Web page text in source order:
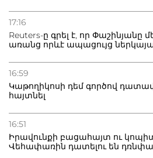
17:16
Reuters-ը գրել է, որ Փաշինյանը
առանց որևէ ապացույց
16:59
Կաթողիկոսի դեմ գործով
հայտնել
16:51
Իրավունքի բացահայտ ու
Վեհափառին դատելու են
բնակվել Ռուսաստանում
Բաքվի բանտից գեներալ
Փաշինյանին